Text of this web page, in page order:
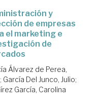
y
de empresas
el marketing e
de
Álvarez de Perea,
; García Del Junco, Julio;
García, Carolina